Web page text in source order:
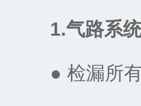
1.气路系
● 检漏所有